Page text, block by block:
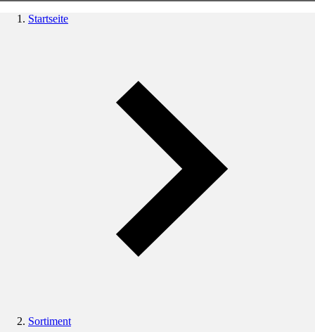
Startseite
Sortiment